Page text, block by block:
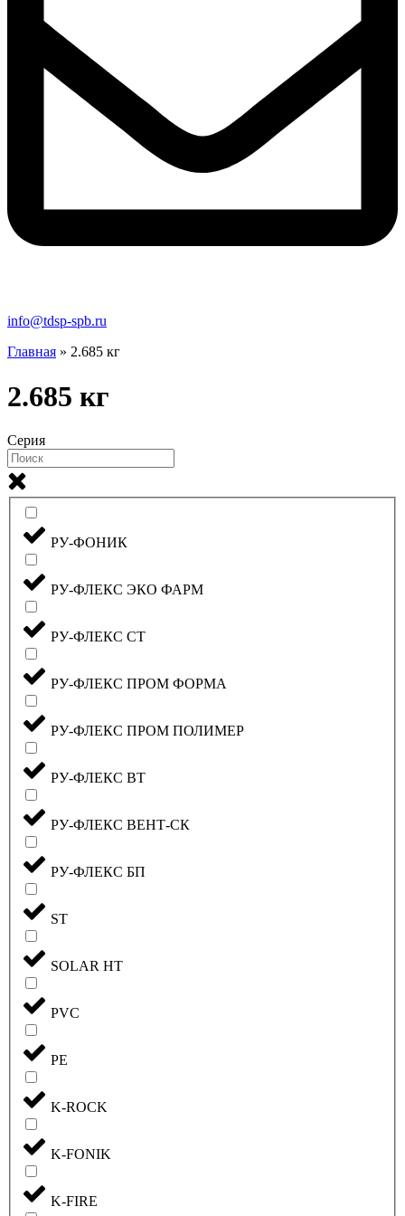
info@tdsp-spb.ru
Главная » 2.685 кг
2.685 кг
Серия
РУ-ФОНИК
РУ-ФЛЕКС ЭКО ФАРМ
РУ-ФЛЕКС СТ
РУ-ФЛЕКС ПРОМ ФОРМА
РУ-ФЛЕКС ПРОМ ПОЛИМЕР
РУ-ФЛЕКС ВТ
РУ-ФЛЕКС ВЕНТ-СК
РУ-ФЛЕКС БП
ST
SOLAR HT
PVC
PE
K-ROCK
K-FONIK
K-FIRE